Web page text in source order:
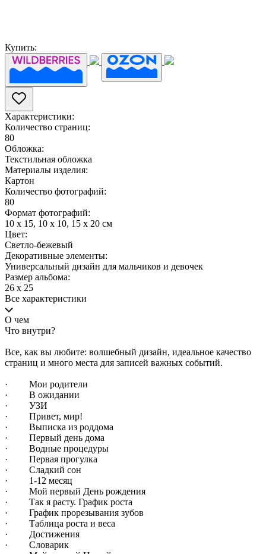
Купить:
Характеристики:
Количество страниц:
80
Обложка:
Текстильная обложка
Материалы изделия:
Картон
Количество фотографий:
80
Формат фотографий:
10 x 15, 10 x 10, 15 x 20 см
Цвет:
Светло-бежевый
Декоративные элементы:
Универсальный дизайн для мальчиков и девочек
Размер альбома:
26 x 25
Все характеристики
О чем
Что внутри?
Все, как вы любите: волшебный дизайн, идеальное качество
страниц и много места для записей важных событий.
· Мои родители
· В ожидании
· УЗИ
· Привет, мир!
· Выписка из роддома
· Первый день дома
· Водные процедуры
· Первая прогулка
· Сладкий сон
· 1-12 месяц
· Мой первый День рождения
· Так я расту. График роста
· График прорезывания зубов
· Таблица роста и веса
· Достижения
· Словарик